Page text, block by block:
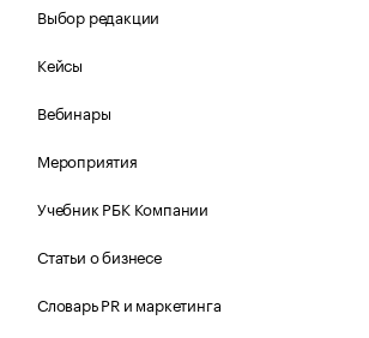
Выбор редакции
Кейсы
Вебинары
Мероприятия
Учебник РБК Компании
Статьи о бизнесе
Словарь PR и маркетинга